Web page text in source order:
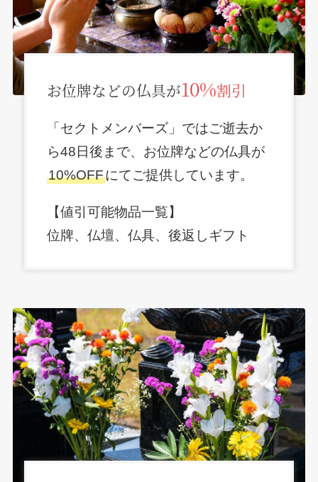
お位牌などの仏具が10%割引
「セクトメンバーズ」ではご逝去か
ら48日後まで、お位牌などの仏具が
10%OFFにてご提供しています。
【値引可能物品一覧】
位牌、仏壇、仏具、後返しギフト